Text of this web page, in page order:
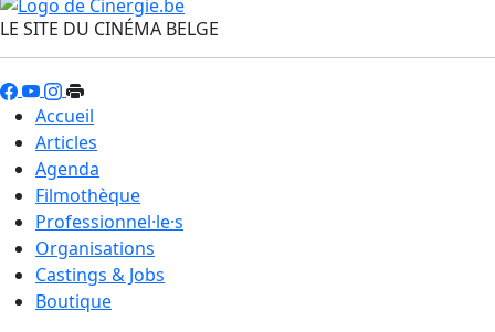
LE SITE DU CINÉMA BELGE
Accueil
Articles
Agenda
Filmothèque
Professionnel·le·s
Organisations
Castings & Jobs
Boutique